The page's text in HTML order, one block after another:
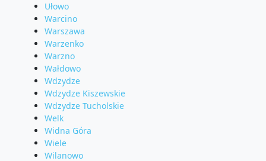
Ułowo
Warcino
Warszawa
Warzenko
Warzno
Wałdowo
Wdzydze
Wdzydze Kiszewskie
Wdzydze Tucholskie
Welk
Widna Góra
Wiele
Wilanowo